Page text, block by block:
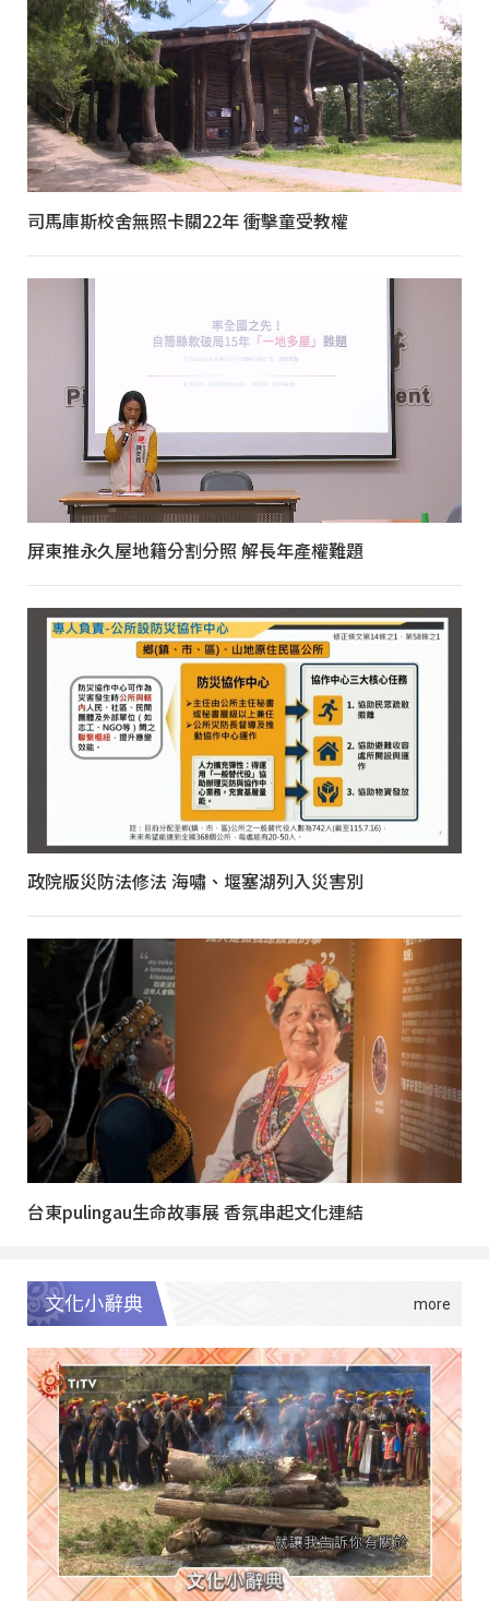
司馬庫斯校舍無照卡關22年 衝擊童受教權
屏東推永久屋地籍分割分照 解長年產權難題
政院版災防法修法 海嘯、堰塞湖列入災害別
台東pulingau生命故事展 香氛串起文化連結
文化小辭典